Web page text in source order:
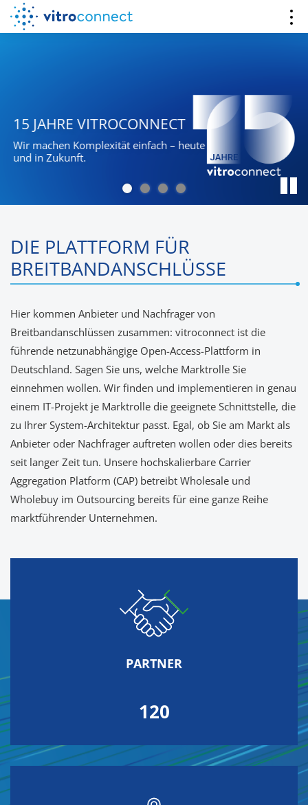
15 JAHRE VITROCONNECT
Wir machen Komplexität einfach – heute
und in Zukunft.
DIE PLATTFORM FÜR
BREITBANDANSCHLÜSSE
Hier kommen Anbieter und Nachfrager von
Breitbandanschlüssen zusammen: vitroconnect ist die
führende netzunabhängige Open-Access-Plattform in
Deutschland. Sagen Sie uns, welche Marktrolle Sie
einnehmen wollen. Wir finden und implementieren in genau
einem IT-Projekt je Marktrolle die geeignete Schnittstelle, die
zu Ihrer System-Architektur passt. Egal, ob Sie am Markt als
Anbieter oder Nachfrager auftreten wollen oder dies bereits
seit langer Zeit tun. Unsere hochskalierbare Carrier
Aggregation Platform (CAP) betreibt Wholesale und
Wholebuy im Outsourcing bereits für eine ganze Reihe
marktführender Unternehmen.
PARTNER
120